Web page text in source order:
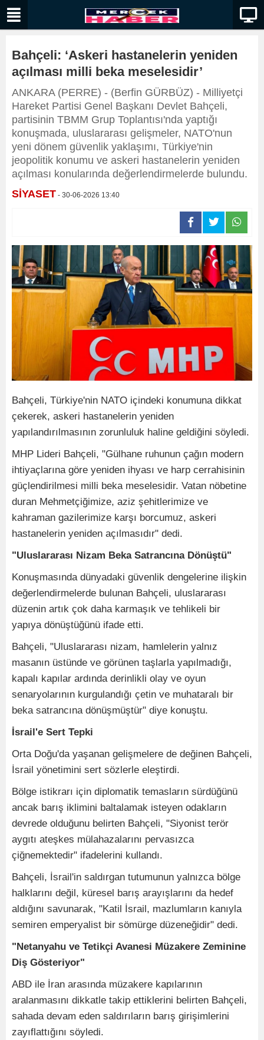
Bahçeli: ‘Askeri hastanelerin yeniden
açılması milli beka meselesidir’
ANKARA (PERRE) - (Berfin GÜRBÜZ) - Milliyetçi
Hareket Partisi Genel Başkanı Devlet Bahçeli,
partisinin TBMM Grup Toplantısı'nda yaptığı
konuşmada, uluslararası gelişmeler, NATO'nun
yeni dönem güvenlik yaklaşımı, Türkiye'nin
jeopolitik konumu ve askeri hastanelerin yeniden
açılması konularında değerlendirmelerde bulundu.
SİYASET - 30-06-2026 13:40
Bahçeli, Türkiye'nin NATO içindeki konumuna dikkat
çekerek, askeri hastanelerin yeniden
yapılandırılmasının zorunluluk haline geldiğini söyledi.
MHP Lideri Bahçeli, "Gülhane ruhunun çağın modern
ihtiyaçlarına göre yeniden ihyası ve harp cerrahisinin
güçlendirilmesi milli beka meselesidir. Vatan nöbetine
duran Mehmetçiğimize, aziz şehitlerimize ve
kahraman gazilerimize karşı borcumuz, askeri
hastanelerin yeniden açılmasıdır" dedi.
"Uluslararası Nizam Beka Satrancına Dönüştü"
Konuşmasında dünyadaki güvenlik dengelerine ilişkin
değerlendirmelerde bulunan Bahçeli, uluslararası
düzenin artık çok daha karmaşık ve tehlikeli bir
yapıya dönüştüğünü ifade etti.
Bahçeli, "Uluslararası nizam, hamlelerin yalnız
masanın üstünde ve görünen taşlarla yapılmadığı,
kapalı kapılar ardında derinlikli olay ve oyun
senaryolarının kurgulandığı çetin ve muhataralı bir
beka satrancına dönüşmüştür" diye konuştu.
İsrail'e Sert Tepki
Orta Doğu'da yaşanan gelişmelere de değinen Bahçeli,
İsrail yönetimini sert sözlerle eleştirdi.
Bölge istikrarı için diplomatik temasların sürdüğünü
ancak barış iklimini baltalamak isteyen odakların
devrede olduğunu belirten Bahçeli, "Siyonist terör
aygıtı ateşkes mülahazalarını pervasızca
çiğnemektedir" ifadelerini kullandı.
Bahçeli, İsrail'in saldırgan tutumunun yalnızca bölge
halklarını değil, küresel barış arayışlarını da hedef
aldığını savunarak, "Katil İsrail, mazlumların kanıyla
semiren emperyalist bir sömürge düzeneğidir" dedi.
"Netanyahu ve Tetikçi Avanesi Müzakere Zeminine
Diş Gösteriyor"
ABD ile İran arasında müzakere kapılarının
aralanmasını dikkatle takip ettiklerini belirten Bahçeli,
sahada devam eden saldırıların barış girişimlerini
zayıflattığını söyledi.